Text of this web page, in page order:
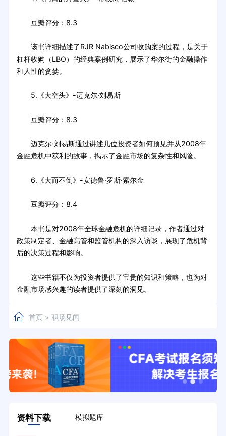
豆瓣评分：8.3
该书详细描述了RJR Nabisco公司收购案的过程，是关于
杠杆收购（LBO）的经典案例研究，展示了华尔街的金融操作
和人性的贪婪。
5.《大空头》-迈克尔·刘易斯
豆瓣评分：8.3
迈克尔·刘易斯通过讲述几位投资者如何预见并从2008年
金融危机中获利的故事，揭示了金融市场的复杂性和风险。
6.《大而不倒》-安德鲁·罗斯·索尔金
豆瓣评分：8.4
本书是对2008年全球金融危机的详细记录，作者通过对
政策制定者、金融高管和监管机构的深入访谈，展现了危机背
后的决策过程和影响。
这些书籍不仅为投资者提供了宝贵的知识和策略，也为对
金融市场感兴趣的读者提供了深刻的洞见。
首页> 职场见闻
资料下载 模拟题库